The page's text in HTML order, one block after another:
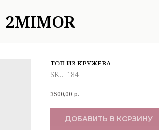
2MIMOR
ТОП ИЗ КРУЖЕВА
SKU: 184
3500,00 р.
ДОБАВИТЬ В КОРЗИНУ